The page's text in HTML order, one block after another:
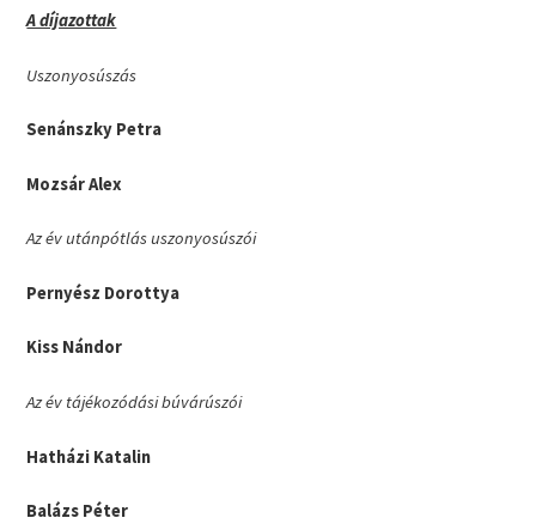
A díjazottak
Uszonyosúszás
Senánszky Petra
Mozsár Alex
Az év utánpótlás uszonyosúszói
Pernyész Dorottya
Kiss Nándor
Az év tájékozódási búvárúszói
Hatházi Katalin
Balázs Péter